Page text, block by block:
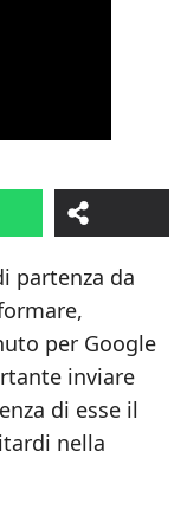
partenza da
per Google
inviare
di esse il
nella